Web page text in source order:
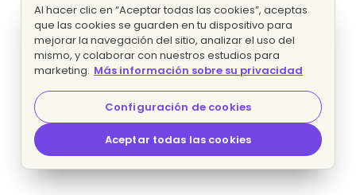
Al hacer clic en “Aceptar todas las cookies”, aceptas
que las cookies se guarden en tu dispositivo para
mejorar la navegación del sitio, analizar el uso del
mismo, y colaborar con nuestros estudios para
marketing. Más información sobre su privacidad
Configuración de cookies
Aceptar todas las cookies